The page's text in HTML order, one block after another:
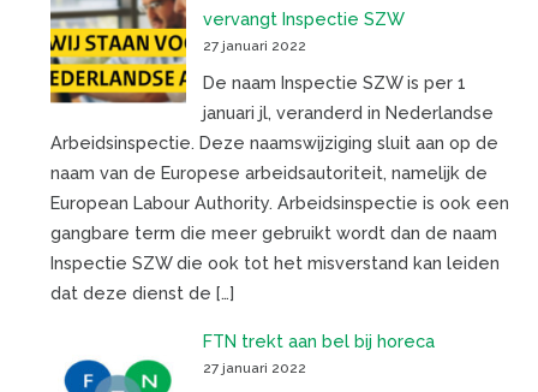
vervangt Inspectie SZW
27 januari 2022
De naam Inspectie SZW is per 1
januari jl, veranderd in Nederlandse
Arbeidsinspectie. Deze naamswijziging sluit aan op de
naam van de Europese arbeidsautoriteit, namelijk de
European Labour Authority. Arbeidsinspectie is ook een
gangbare term die meer gebruikt wordt dan de naam
Inspectie SZW die ook tot het misverstand kan leiden
dat deze dienst de […]
FTN trekt aan bel bij horeca
27 januari 2022